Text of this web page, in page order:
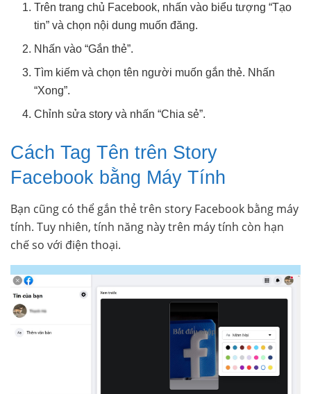
Trên trang chủ Facebook, nhấn vào biểu tượng “Tạo
tin” và chọn nội dung muốn đăng.
Nhấn vào “Gắn thẻ”.
Tìm kiếm và chọn tên người muốn gắn thẻ. Nhấn
“Xong”.
Chỉnh sửa story và nhấn “Chia sẻ”.
Cách Tag Tên trên Story
Facebook bằng Máy Tính
Bạn cũng có thể gắn thẻ trên story Facebook bằng máy
tính. Tuy nhiên, tính năng này trên máy tính còn hạn
chế so với điện thoại.